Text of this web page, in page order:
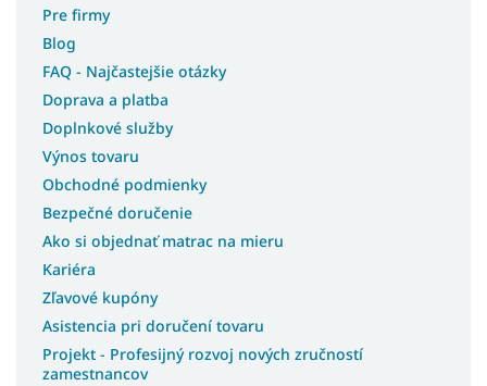
Pre firmy
Blog
FAQ - Najčastejšie otázky
Doprava a platba
Doplnkové služby
Výnos tovaru
Obchodné podmienky
Bezpečné doručenie
Ako si objednať matrac na mieru
Kariéra
Zľavové kupóny
Asistencia pri doručení tovaru
Projekt - Profesijný rozvoj nových zručností
zamestnancov